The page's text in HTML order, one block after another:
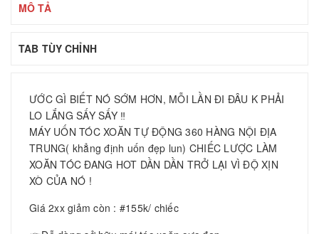
MÔ TẢ
TAB TÙY CHỈNH
ƯỚC GÌ BIẾT NÓ SỚM HƠN, MỖI LẦN ĐI ĐÂU K PHẢI
LO LẮNG SẤY SẤY ‼️
MÁY UỐN TÓC XOĂN TỰ ĐỘNG 360 HÀNG NỘI ĐỊA
TRUNG( khẳng định uốn đẹp lun) CHIẾC LƯỢC LÀM
XOĂN TÓC ĐANG HOT DẦN DẦN TRỞ LẠI VÌ ĐỘ XỊN
XÒ CỦA NÓ !
Giá 2xx giảm còn : #155k/ chiếc